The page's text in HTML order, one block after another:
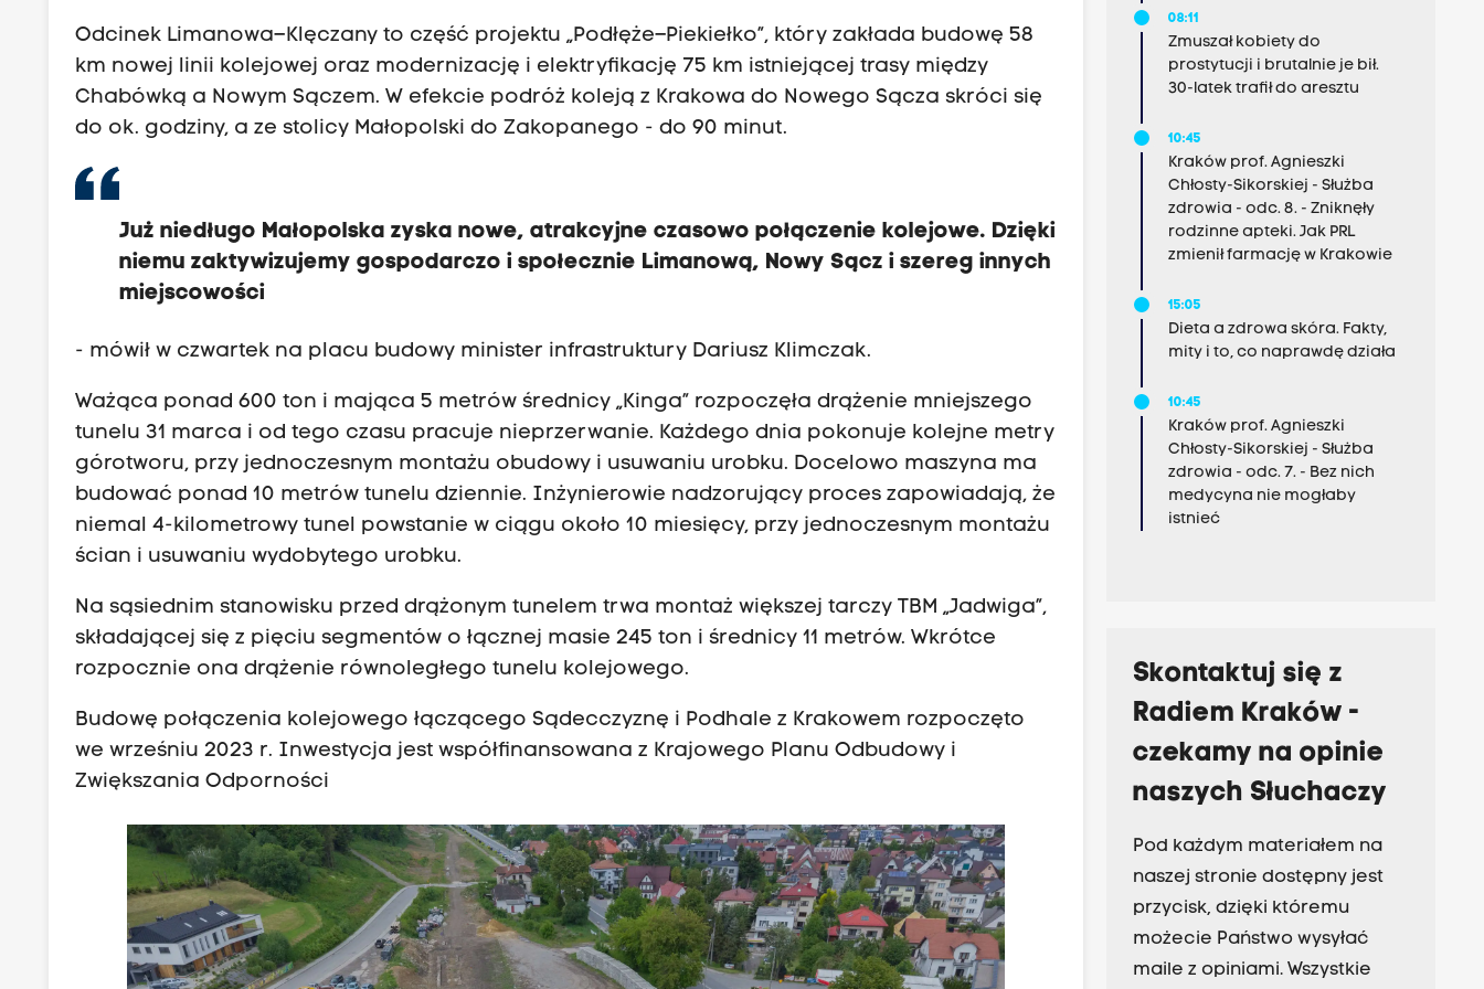
Odcinek Limanowa–Klęczany to część projektu„Podłęże–Piekiełko”, który zakłada budowę 58
km nowej linii kolejowej oraz modernizację i elektryfikację 75 km istniejącej trasy między
Chabówką a Nowym Sączem. W efekcie podróż koleją z Krakowa do Nowego Sącza skróci się
do ok. godziny, a ze stolicy Małopolski do Zakopanego - do 90 minut.
Już niedługo Małopolska zyska nowe, atrakcyjne czasowo połączenie kolejowe. Dzięki
niemu zaktywizujemy gospodarczo i społecznie Limanową, Nowy Sącz i szereg innych
miejscowości
- mówił w czwartek na placu budowy minister infrastruktury Dariusz Klimczak.
Ważąca ponad 600 ton i mająca 5 metrów średnicy „Kinga” rozpoczęła drążenie mniejszego
tunelu 31 marca i od tego czasu pracuje nieprzerwanie. Każdego dnia pokonuje kolejne metry
górotworu, przy jednoczesnym montażu obudowy i usuwaniu urobku. Docelowo maszyna ma
budować ponad 10 metrów tunelu dziennie. Inżynierowie nadzorujący proces zapowiadają, że
niemal 4-kilometrowy tunel powstanie w ciągu około 10 miesięcy, przy jednoczesnym montażu
ścian i usuwaniu wydobytego urobku.
Na sąsiednim stanowisku przed drążonym tunelem trwa montaż większej tarczy TBM „Jadwiga”,
składającej się z pięciu segmentów o łącznej masie 245 ton i średnicy 11 metrów. Wkrótce
rozpocznie ona drążenie równoległegotunelu kolejowego.
Budowę połączenia kolejowego łączącego Sądecczyznę i Podhale z Krakowem rozpoczęto
we wrześniu 2023 r. Inwestycja jest współfinansowana z Krajowego Planu Odbudowy i
Zwiększania Odporności
08:11
Zmuszał kobiety do
prostytucji i brutalnie je bił.
30-latek trafił do aresztu
10:45
Kraków prof. Agnieszki
Chłosty-Sikorskiej - Służba
zdrowia - odc. 8. - Zniknęły
rodzinne apteki. Jak PRL
zmienił farmację w Krakowie
15:05
Dieta a zdrowa skóra. Fakty,
mity i to, co naprawdę działa
10:45
Kraków prof. Agnieszki
Chłosty-Sikorskiej - Służba
zdrowia - odc. 7. - Bez nich
medycyna nie mogłaby
istnieć
Skontaktuj się z
Radiem Kraków -
czekamy na opinie
naszych Słuchaczy
Pod każdym materiałem na
naszej stronie dostępny jest
przycisk, dzięki któremu
możecie Państwo wysyłać
maile z opiniami. Wszystkie